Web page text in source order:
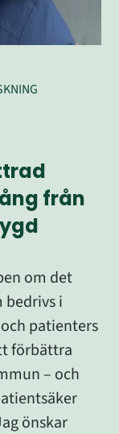
från
om det
bedrivs i
patienters
förbättra
– och